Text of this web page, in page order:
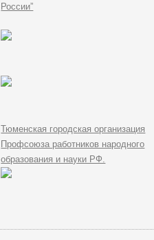
России”
Тюменская городская организация
Профсоюза работников народного
образования и науки РФ.